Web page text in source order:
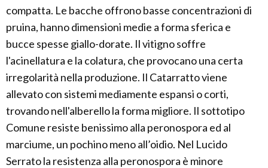
compatta. Le bacche offrono basse concentrazioni di
pruina, hanno dimensioni medie a forma sferica e
bucce spesse giallo-dorate. Il vitigno soffre
l'acinellatura e la colatura, che provocano una certa
irregolarità nella produzione. Il Catarratto viene
allevato con sistemi mediamente espansi o corti,
trovando nell'alberello la forma migliore. Il sottotipo
Comune resiste benissimo alla peronospora ed al
marciume, un pochino meno all’oidio. Nel Lucido
Serrato la resistenza alla peronospora è minore